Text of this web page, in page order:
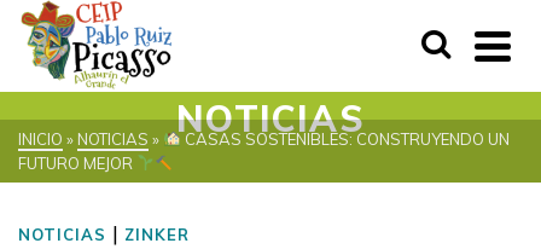
NOTICIAS
INICIO »NOTICIAS »
CASAS SOSTENIBLES: CONSTRUYENDO UN
FUTURO MEJOR
NOTICIAS | ZINKER